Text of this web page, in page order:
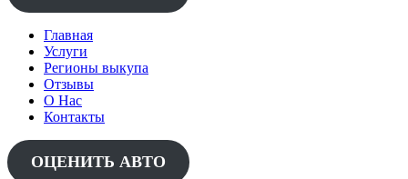
Главная
Услуги
Регионы выкупа
Отзывы
О Нас
Контакты
ОЦЕНИТЬ АВТО